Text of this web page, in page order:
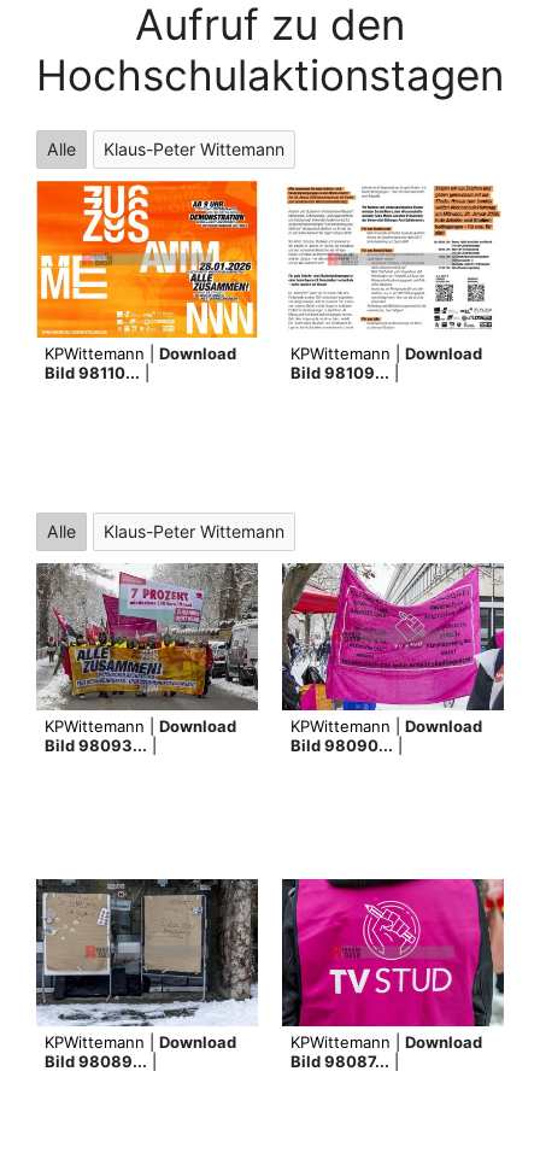
Aufruf zu den
Hochschulaktionstagen
Alle Klaus-Peter Wittemann
KPWittemann | Download
Bild 98110...
KPWittemann | Download
Bild 98109...
Alle Klaus-Peter Wittemann
KPWittemann | Download
Bild 98093...
KPWittemann | Download
Bild 98090...
KPWittemann | Download
Bild 98089...
KPWittemann | Download
Bild 98087...